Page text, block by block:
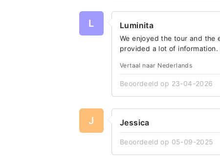
L Luminita
We enjoyed the tour and the
provided a lot of
Vertaal naar Nederlands
Beoordeeld op 23-04-2026
J Jessica
Beoordeeld op 05-09-2025